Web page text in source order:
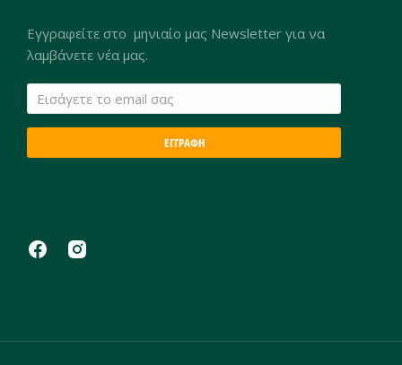
Εγγραφείτε στο μηνιαίο μας Newsletter για να
λαμβάνετε νέα μας.
ΕΓΓΡΑΦΗ